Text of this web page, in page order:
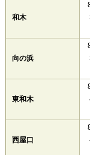
和木
向の浜
東和木
西屋口